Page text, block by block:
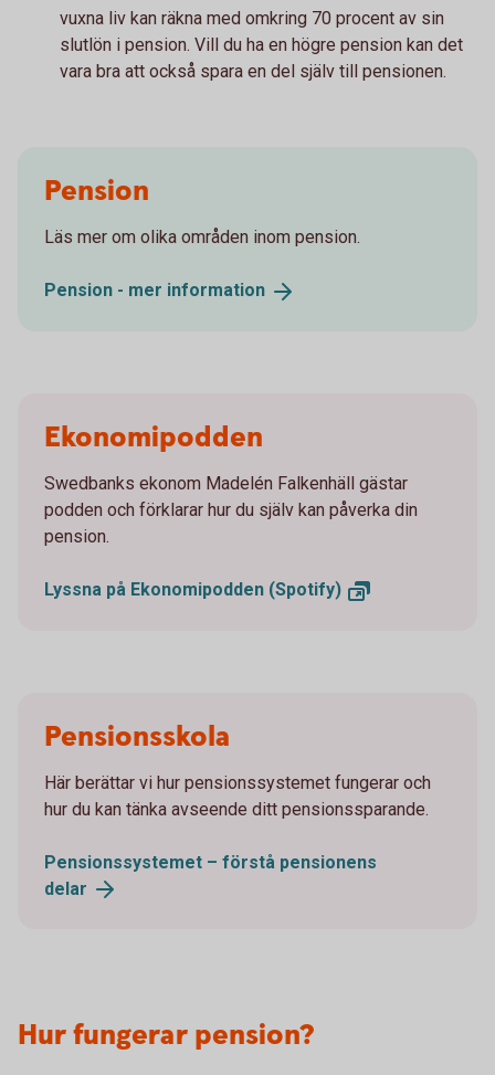
vuxna liv kan räkna med omkring 70 procent av sin
slutlön i pension. Vill du ha en högre pension kan det
vara bra att också spara en del själv till pensionen.
Pension
Läs mer om olika områden inom pension.
Pension - mer information
Ekonomipodden
Swedbanks ekonom Madelén Falkenhäll gästar
podden och förklarar hur du själv kan påverka din
pension.
Lyssna på Ekonomipodden (Spotify)
Pensionsskola
Här berättar vi hur pensionssystemet fungerar och
hur du kan tänka avseende ditt pensionssparande.
Pensionssystemet – förstå pensionens
delar
Hur fungerar pension?